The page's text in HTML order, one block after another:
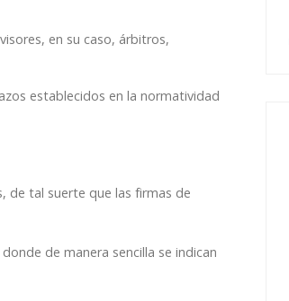
en su caso, árbitros,
establecidos en la normatividad
de tal suerte que las firmas de
de manera sencilla se indican